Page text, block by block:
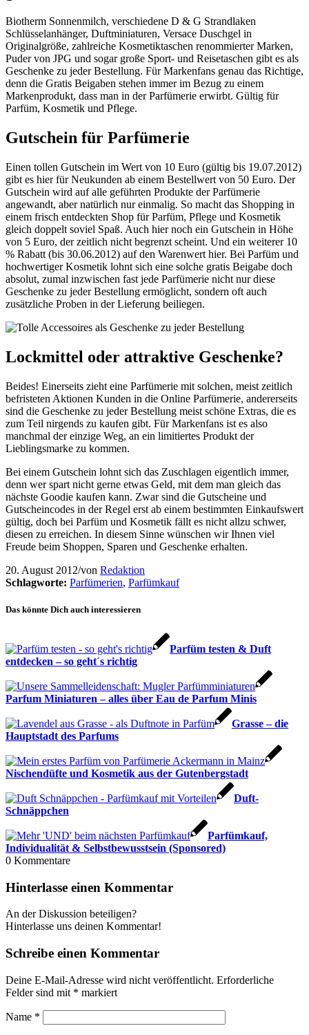
Biotherm Sonnenmilch, verschiedene D & G Strandlaken
Schlüsselanhänger, Duftminiaturen, Versace Duschgel in
Originalgröße, zahlreiche Kosmetiktaschen renommierter Marken,
Puder von JPG und sogar große Sport- und Reisetaschen gibt es als
Geschenke zu jeder Bestellung. Für Markenfans genau das Richtige,
denn die Gratis Beigaben stehen immer im Bezug zu einem
Markenprodukt, dass man in der Parfümerie erwirbt. Gültig für
Parfüm, Kosmetik und Pflege.
Gutschein für Parfümerie
Einen tollen Gutschein im Wert von 10 Euro (gültig bis 19.07.2012)
gibt es hier für Neukunden ab einem Bestellwert von 50 Euro. Der
Gutschein wird auf alle geführten Produkte der Parfümerie
angewandt, aber natürlich nur einmalig. So macht das Shopping in
einem frisch entdeckten Shop für Parfüm, Pflege und Kosmetik
gleich doppelt soviel Spaß. Auch hier noch ein Gutschein in Höhe
von 5 Euro, der zeitlich nicht begrenzt scheint. Und ein weiterer 10
% Rabatt (bis 30.06.2012) auf den Warenwert hier. Bei Parfüm und
hochwertiger Kosmetik lohnt sich eine solche gratis Beigabe doch
absolut, zumal inzwischen fast jede Parfümerie nicht nur diese
Geschenke zu jeder Bestellung ermöglicht, sondern oft auch
zusätzliche Proben in der Lieferung beiliegen.
Lockmittel oder attraktive Geschenke?
Beides! Einerseits zieht eine Parfümerie mit solchen, meist zeitlich
befristeten Aktionen Kunden in die Online Parfümerie, andererseits
sind die Geschenke zu jeder Bestellung meist schöne Extras, die es
zum Teil nirgends zu kaufen gibt. Für Markenfans ist es also
manchmal der einzige Weg, an ein limitiertes Produkt der
Lieblingsmarke zu kommen.
Bei einem Gutschein lohnt sich das Zuschlagen eigentlich immer,
denn wer spart nicht gerne etwas Geld, mit dem man gleich das
nächste Goodie kaufen kann. Zwar sind die Gutscheine und
Gutscheincodes in der Regel erst ab einem bestimmten Einkaufswert
gültig, doch bei Parfüm und Kosmetik fällt es nicht allzu schwer,
diesen zu erreichen. In diesem Sinne wünschen wir Ihnen viel
Freude beim Shoppen, Sparen und Geschenke erhalten.
20. August 2012/von Redaktion
Schlagworte: Parfümerien, Parfümkauf
Das könnte Dich auch interessieren
Parfüm testen & Duft
entdecken – so geht´s richtig
Parfum Miniaturen – alles über Eau de Parfum Minis
Grasse – die
Hauptstadt des Parfums
Nischendüfte und Kosmetik aus der Gutenbergstadt
Duft-
Schnäppchen
Parfümkauf,
Individualität & Selbstbewusstsein (Sponsored)
0 Kommentare
Hinterlasse einen Kommentar
An der Diskussion beteiligen?
Hinterlasse uns deinen Kommentar!
Schreibe einen Kommentar
Deine E-Mail-Adresse wird nicht veröffentlicht. Erforderliche
Felder sind mit * markiert
Name *